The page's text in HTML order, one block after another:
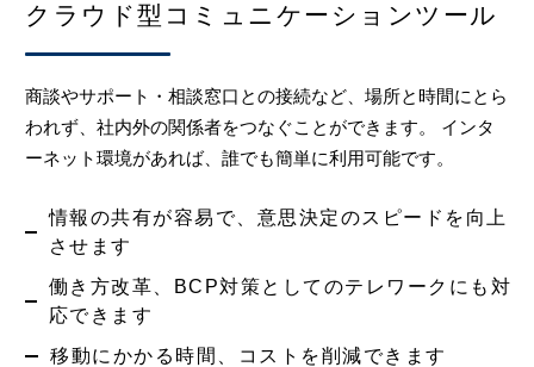
クラウド型コミュニケーションツール
商談やサポート・相談窓口との接続など、場所と時間にとら
われず、社内外の関係者をつなぐことができます。 インタ
ーネット環境があれば、誰でも簡単に利用可能です。
情報の共有が容易で、意思決定のスピードを向上
させます
働き方改革、BCP対策としてのテレワークにも対
応できます
移動にかかる時間、コストを削減できます